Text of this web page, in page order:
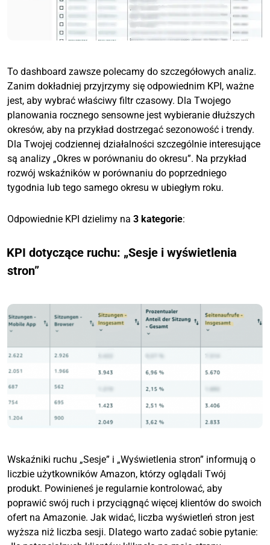
To dashboard zawsze polecamy do szczegółowych analiz.
Zanim dokładniej przyjrzymy się odpowiednim KPI, ważne
jest, aby wybrać właściwy filtr czasowy. Dla Twojego
planowania rocznego sensowne jest wybieranie dłuższych
okresów, aby na przykład dostrzegać sezonowość i trendy.
Dla Twojej codziennej działalności szczególnie interesujące
są analizy „Okres w porównaniu do okresu”. Na przykład
rozwój wskaźników w porównaniu do poprzedniego
tygodnia lub tego samego okresu w ubiegłym roku.
Odpowiednie KPI dzielimy na 3 kategorie:
KPI dotyczące ruchu: „Sesje i wyświetlenia
stron”
Wskaźniki ruchu „Sesje” i „Wyświetlenia stron” informują o
liczbie użytkowników Amazon, którzy oglądali Twój
produkt. Powinieneś je regularnie kontrolować, aby
poprawić swój ruch i przyciągnąć więcej klientów do swoich
ofert na Amazonie. Jak widać, liczba wyświetleń stron jest
wyższa niż liczba sesji. Dlatego warto zadać sobie pytanie: